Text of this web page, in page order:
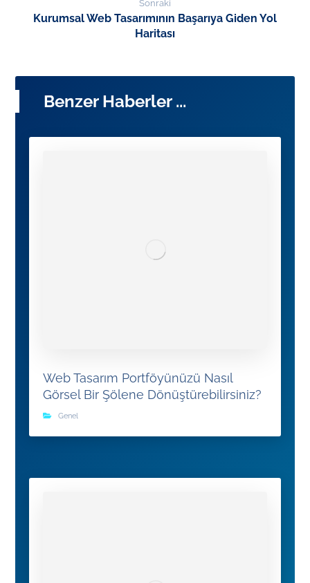
Sonraki
Kurumsal Web Tasarımının Başarıya Giden Yol
Haritası
Benzer Haberler ...
Web Tasarım Portföyünüzü Nasıl
Görsel Bir Şölene Dönüştürebilirsiniz?
Genel